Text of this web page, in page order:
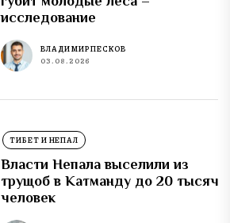
исследование
ВЛАДИМИР ПЕСКОВ
03.08.2026
ТИБЕТ И НЕПАЛ
Власти Непала выселили из
трущоб в Катманду до 20 тысяч
человек